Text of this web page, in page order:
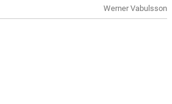
Werner Vabulsson